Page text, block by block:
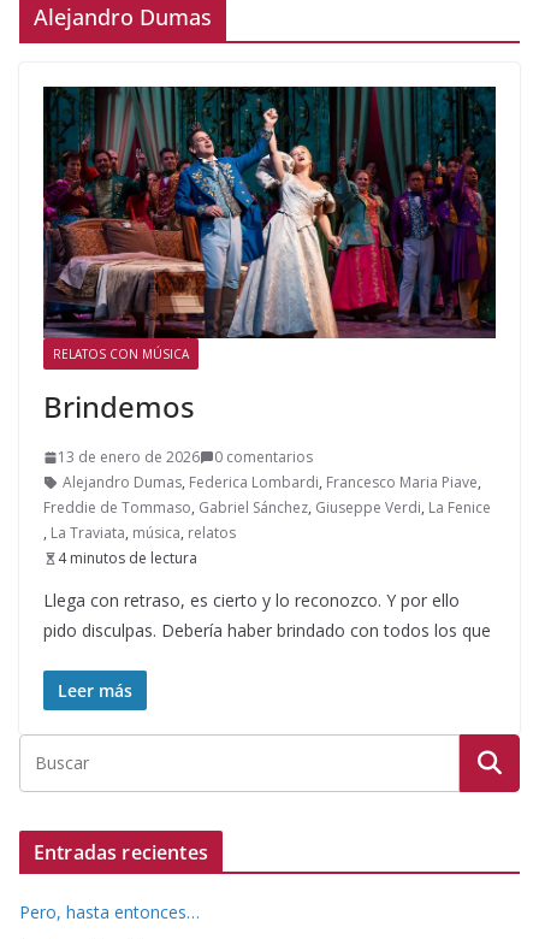
Alejandro Dumas
RELATOS CON MÚSICA
Brindemos
13 de enero de 2026
0 comentarios
Alejandro Dumas, Federica Lombardi, Francesco Maria Piave,
Freddie de Tommaso, Gabriel Sánchez, Giuseppe Verdi, La Fenice
, La Traviata, música, relatos
4 minutos de lectura
Llega con retraso, es cierto y lo reconozco. Y por ello
pido disculpas. Debería haber brindado con todos los que
Leer más
Entradas recientes
Pero, hasta entonces…